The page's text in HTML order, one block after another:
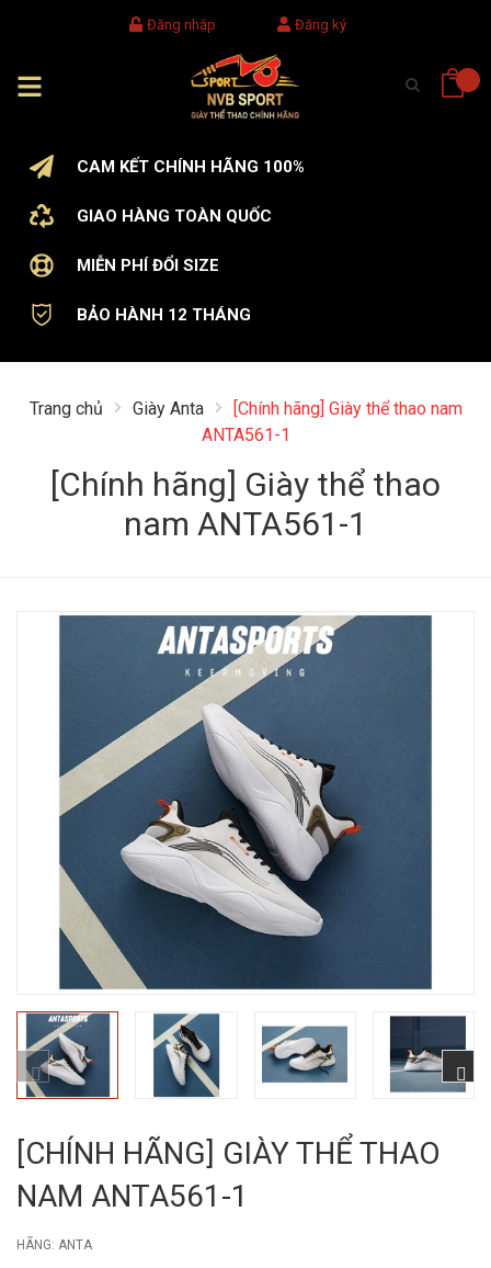
Đăng nhập Đăng ký
CAM KẾT CHÍNH HÃNG 100%
GIAO HÀNG TOÀN QUỐC
MIỄN PHÍ ĐỔI SIZE
BẢO HÀNH 12 THÁNG
Trang chủ Giày Anta
[Chính hãng] Giày thể thao nam
ANTA561-1
[Chính hãng] Giày thể thao
nam ANTA561-1
[CHÍNH HÃNG] GIÀY THỂ THAO
NAM ANTA561-1
HÃNG: ANTA